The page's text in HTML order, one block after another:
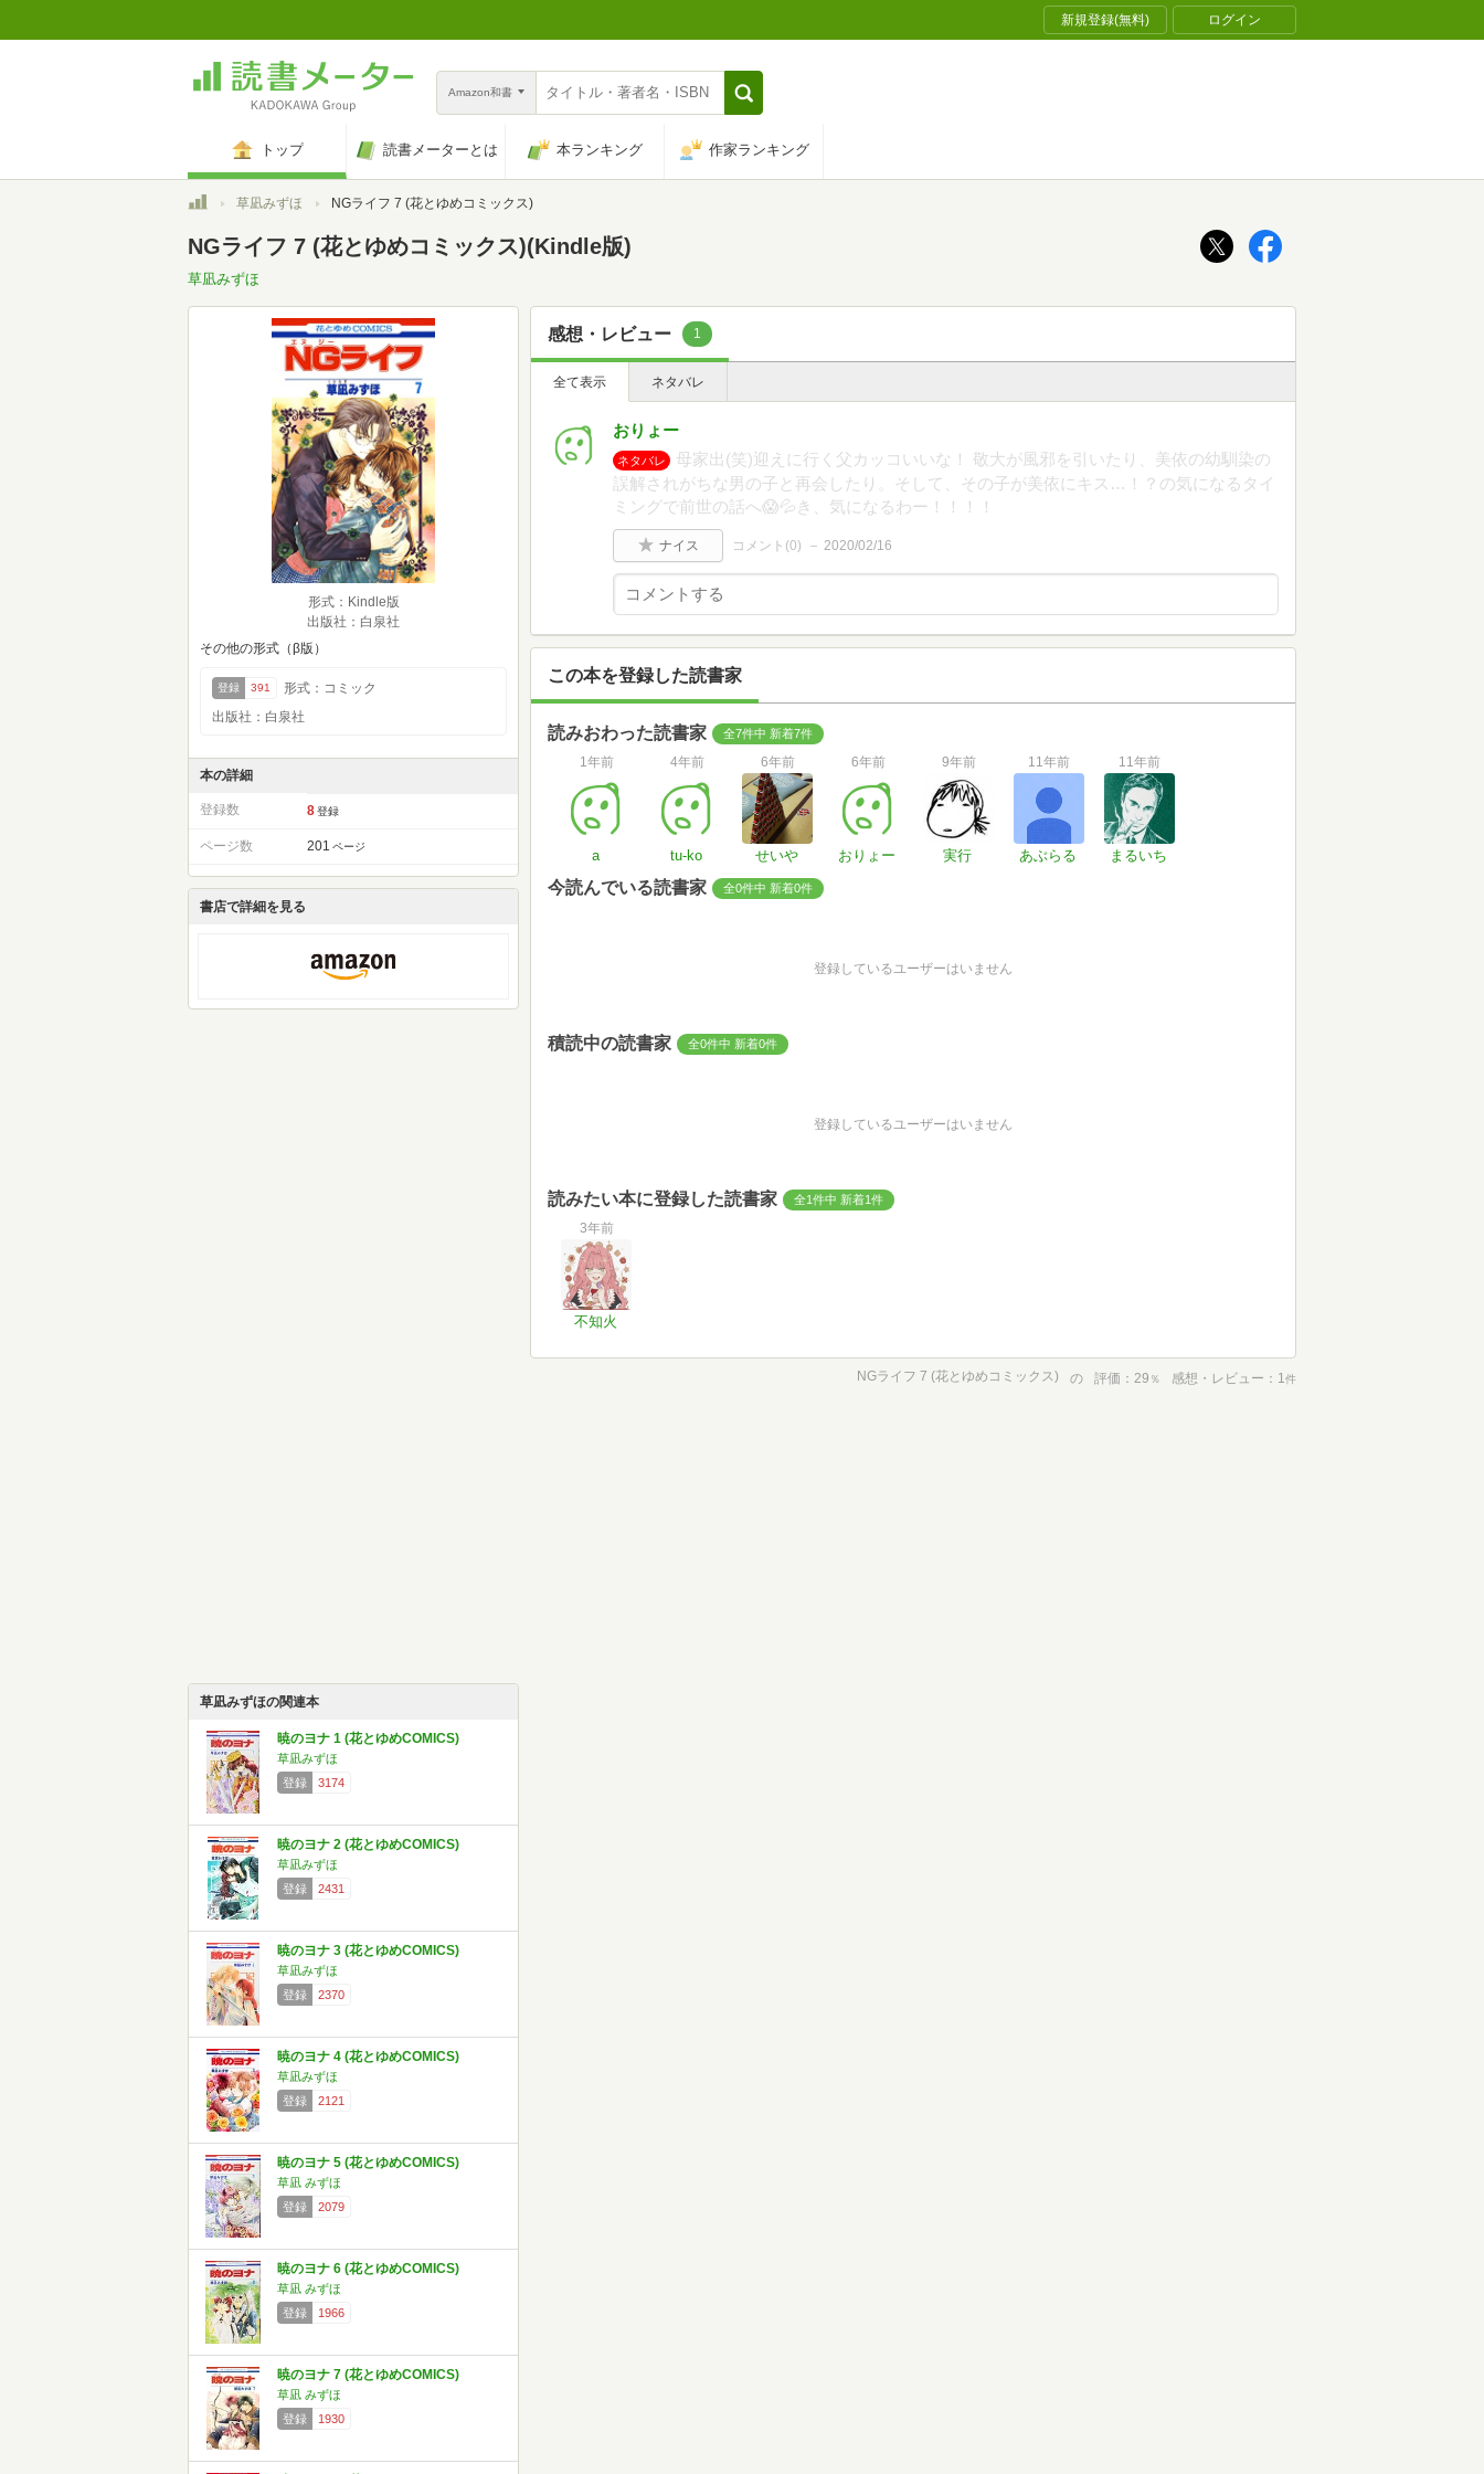
新規登録(無料) ログイン
Amazon和書
トップ 読書メーターとは 本ランキング 作家ランキング
トップ草凪みずほ NGライフ 7 (花とゆめコミックス)
NGライフ 7 (花とゆめコミックス)(Kindle版)
草凪みずほ
形式：Kindle版
出版社：白泉社
その他の形式（β版）
登録 391
形式：コミック
出版社：白泉社
本の詳細
登録数 8 登録
ページ数 201 ページ
書店で詳細を見る
草凪みずほの関連本
暁のヨナ 1 (花とゆめCOMICS)
草凪みずほ
登録
3174
暁のヨナ 2 (花とゆめCOMICS)
草凪みずほ
登録
2431
暁のヨナ 3 (花とゆめCOMICS)
草凪みずほ
登録
2370
暁のヨナ 4 (花とゆめCOMICS)
草凪みずほ
登録
2121
暁のヨナ 5 (花とゆめCOMICS)
草凪 みずほ
登録
2079
暁のヨナ 6 (花とゆめCOMICS)
草凪 みずほ
登録
1966
暁のヨナ 7 (花とゆめCOMICS)
草凪 みずほ
登録
1930
感想・レビュー 1
全て表示 ネタバレ
おりょー
ネタバレ
母家出(笑)迎えに行く父カッコいいな！ 敬大が風邪を引いたり、美依の幼馴染の
誤解されがちな男の子と再会したり。そして、その子が美依にキス…！？の気になるタイ
ミングで前世の話へ😱💦き、気になるわー！！！！
ナイス コメント(0) 2020/02/16
この本を登録した読書家
読みおわった読書家 全7件中 新着7件
1年前
a
4年前
tu-ko
6年前
せいや
6年前
おりょー
9年前
実行
11年前
あぶらる
11年前
まるいち
今読んでいる読書家 全0件中 新着0件
登録しているユーザーはいません
積読中の読書家 全0件中 新着0件
登録しているユーザーはいません
読みたい本に登録した読書家 全1件中 新着1件
3年前
不知火
NGライフ 7 (花とゆめコミックス) の 評価 29 ％ 感想・レビュー 1件